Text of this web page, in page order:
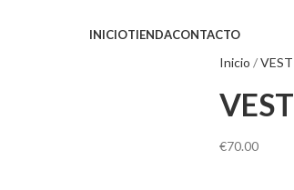
INICIOTIENDACONTACTO
Inicio
€70.00